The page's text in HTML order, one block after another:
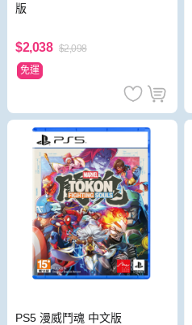
版
$2,038 $2,098
免運
PS5 漫威鬥魂 中文版